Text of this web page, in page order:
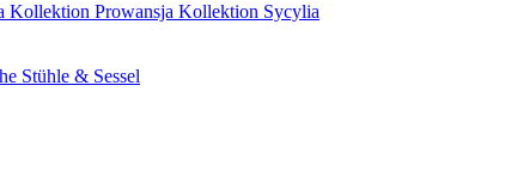
Kollektion Prowansja Kollektion Sycylia
Stühle & Sessel